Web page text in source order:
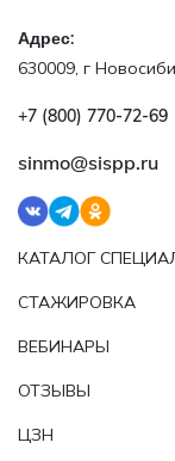
Адрес:
630009, г
+7 (800) 770‑72‑69
sinmo@sispp.ru
КАТАЛОГ
СТАЖИРОВКА
ВЕБИНАРЫ
ОТЗЫВЫ
ЦЗН